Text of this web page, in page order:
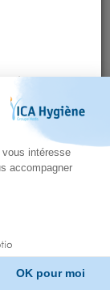
vous intéresse
accompagner
OK pour moi